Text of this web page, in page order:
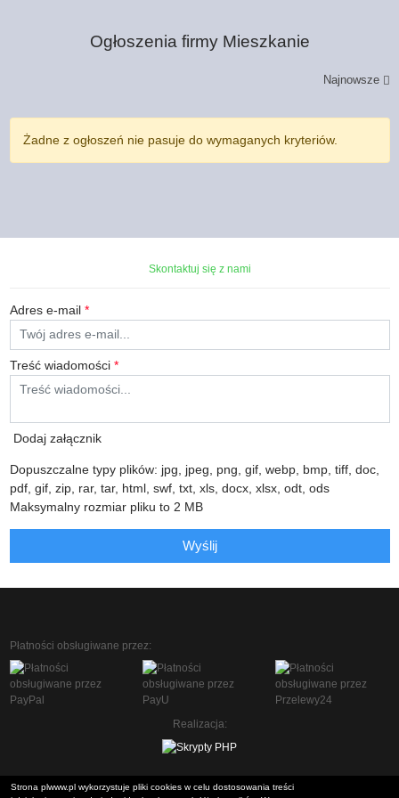
Ogłoszenia firmy Mieszkanie
Najnowsze
Żadne z ogłoszeń nie pasuje do wymaganych kryteriów.
Skontaktuj się z nami
Adres e-mail *
Treść wiadomości *
Dodaj załącznik
Dopuszczalne typy plików: jpg, jpeg, png, gif, webp, bmp, tiff, doc,
pdf, gif, zip, rar, tar, html, swf, txt, xls, docx, xlsx, odt, ods
Maksymalny rozmiar pliku to 2 MB
Wyślij
Płatności obsługiwane przez:
Realizacja:
Strona plwww.pl wykorzystuje pliki cookies w celu dostosowania treści